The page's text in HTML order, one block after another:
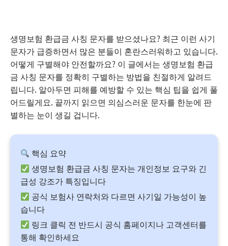
생명보험 환급금 사칭 문자를 받으셨나요? 최근 이런 사기
문자가 급증하면서 많은 분들이 혼란스러워하고 있습니다.
어떻게 구별해야 안전할까요? 이 글에서는 생명보험 환급
금 사칭 문자를 정확히 구별하는 방법을 친절하게 알려드
립니다. 알아두면 피해를 예방할 수 있는 핵심 팁을 쉽게 풀
어드릴게요. 끝까지 읽으면 의심스러운 문자를 한눈에 판
별하는 눈이 생길 겁니다.
핵심 요약
생명보험 환급금 사칭 문자는 개인정보 요구와 긴
급성 강조가 특징입니다
공식 보험사 연락처와 다르면 사기일 가능성이 높
습니다
링크 클릭 전 반드시 공식 홈페이지나 고객센터를
통해 확인하세요